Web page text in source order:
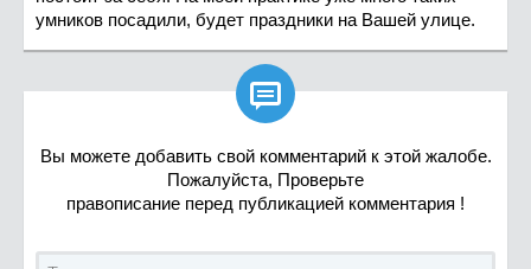
умников посадили, будет праздники на Вашей улице.

Вы можете добавить свой комментарий к этой жалобе.
Пожалуйста, Проверьте
правописание перед публикацией комментария !